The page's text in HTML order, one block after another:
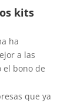
kits
ha
a las
el bono de
que ya